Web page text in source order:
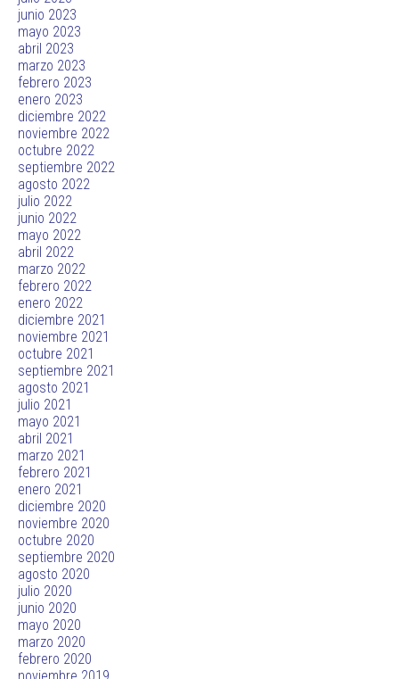
junio 2023
mayo 2023
abril 2023
marzo 2023
febrero 2023
enero 2023
diciembre 2022
noviembre 2022
octubre 2022
septiembre 2022
agosto 2022
julio 2022
junio 2022
mayo 2022
abril 2022
marzo 2022
febrero 2022
enero 2022
diciembre 2021
noviembre 2021
octubre 2021
septiembre 2021
agosto 2021
julio 2021
mayo 2021
abril 2021
marzo 2021
febrero 2021
enero 2021
diciembre 2020
noviembre 2020
octubre 2020
septiembre 2020
agosto 2020
julio 2020
junio 2020
mayo 2020
marzo 2020
febrero 2020